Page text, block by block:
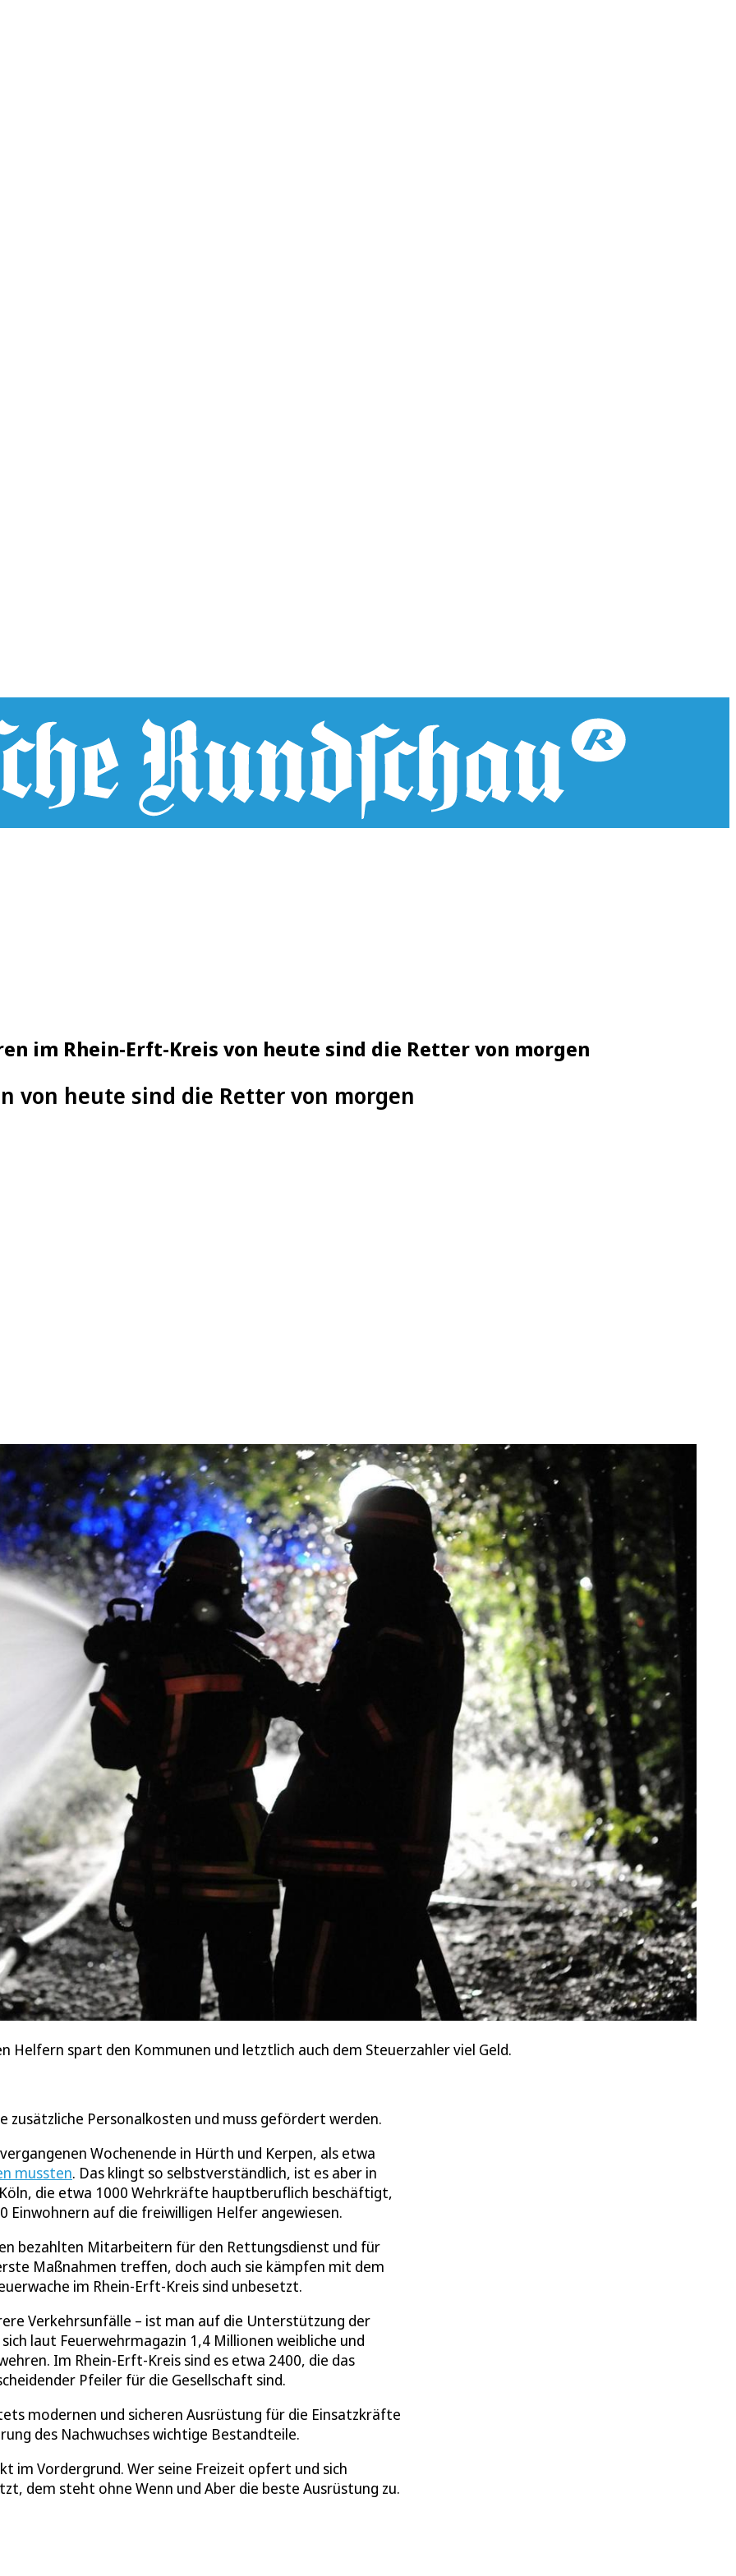
im Rhein-Erft-Kreis von heute sind die Retter von morgen
von heute sind die Retter von morgen
spart den Kommunen und letztlich auch dem Steuerzahler viel Geld.
Personalkosten und muss gefördert werden.
Wochenende in Hürth und Kerpen, als etwa
mussten. Das klingt so selbstverständlich, ist es aber in
die etwa 1000 Wehrkräfte hauptberuflich beschäftigt,
Einwohnern auf die freiwilligen Helfer angewiesen.
bezahlten Mitarbeitern für den Rettungsdienst und für
Maßnahmen treffen, doch auch sie kämpfen mit dem
im Rhein-Erft-Kreis sind unbesetzt.
Verkehrsunfälle – ist man auf die Unterstützung der
laut Feuerwehrmagazin 1,4 Millionen weibliche und
Im Rhein-Erft-Kreis sind es etwa 2400, die das
Pfeiler für die Gesellschaft sind.
modernen und sicheren Ausrüstung für die Einsatzkräfte
des Nachwuchses wichtige Bestandteile.
im Vordergrund. Wer seine Freizeit opfert und sich
dem steht ohne Wenn und Aber die beste Ausrüstung zu.